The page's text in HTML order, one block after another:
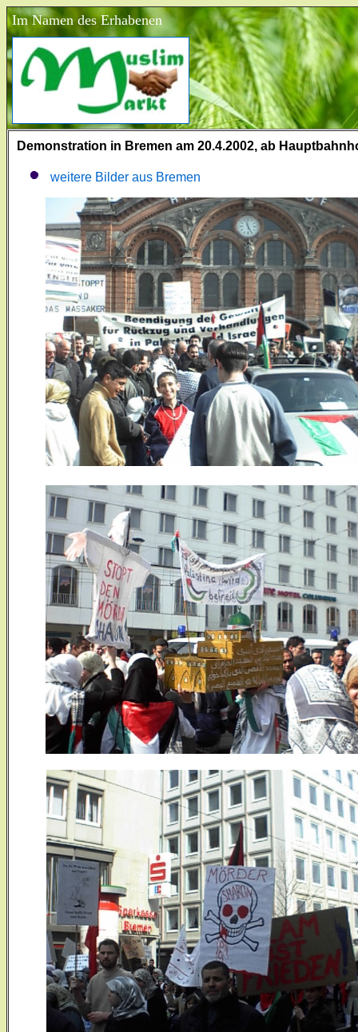
Im Namen des Erhabenen
Demonstration in Bremen am 20.4.2002, ab
weitere Bilder aus Bremen